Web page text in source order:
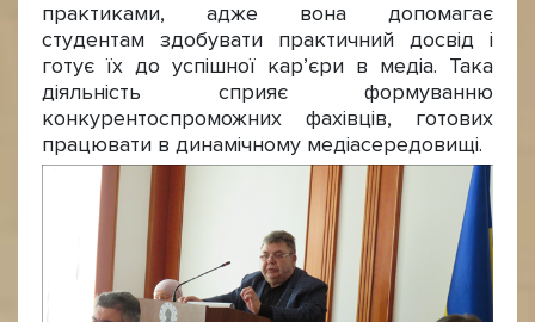
практиками, адже вона допомагає
студентам здобувати практичний досвід і
готує їх до успішної кар’єри в медіа. Така
діяльність сприяє формуванню
конкурентоспроможних фахівців, готових
працювати в динамічному медіасередовищі.